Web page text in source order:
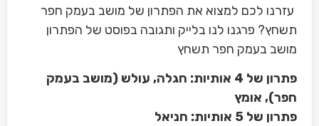
עזרנו לכם למצוא את הפתרון של מושב בעמק חפר
תשחץ? פרגנו לנו בלייק ותגובה בפוסט של הפתרון
מושב בעמק חפר תשחץ
פתרון של 4 אותיות: חגלה, עולש (מושב בעמק
חפר), אומץ
פתרון של 5 אותיות: חניאל